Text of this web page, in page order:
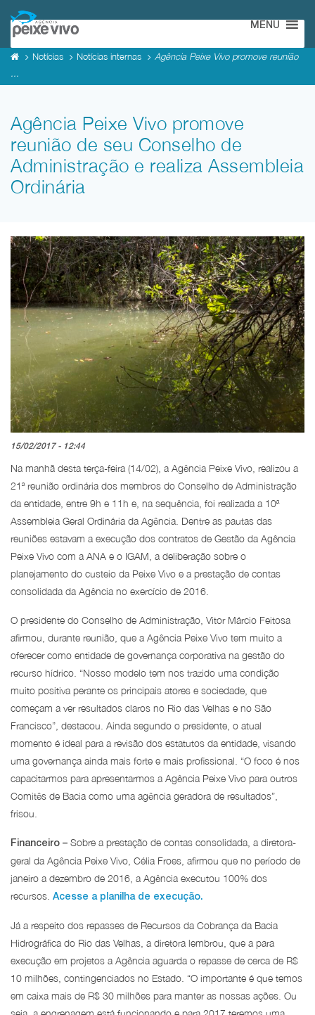
MENU
Notícias Notícias internas
Agência Peixe Vivo promove reunião
...
Agência Peixe Vivo promove
reunião de seu Conselho de
Administração e realiza Assembleia
Ordinária
15/02/2017 - 12:44
Na manhã desta terça-feira (14/02), a Agência Peixe Vivo, realizou a
21ª reunião ordinária dos membros do Conselho de Administração
da entidade, entre 9h e 11h e, na sequência, foi realizada a 10ª
Assembleia Geral Ordinária da Agência. Dentre as pautas das
reuniões estavam a execução dos contratos de Gestão da Agência
Peixe Vivo com a ANA e o IGAM, a deliberação sobre o
planejamento do custeio da Peixe Vivo e a prestação de contas
consolidada da Agência no exercício de 2016.
O presidente do Conselho de Administração, Vitor Márcio Feitosa
afirmou, durante reunião, que a Agência Peixe Vivo tem muito a
oferecer como entidade de governança corporativa na gestão do
recurso hídrico. “Nosso modelo tem nos trazido uma condição
muito positiva perante os principais atores e sociedade, que
começam a ver resultados claros no Rio das Velhas e no São
Francisco”, destacou. Ainda segundo o presidente, o atual
momento é ideal para a revisão dos estatutos da entidade, visando
uma governança ainda mais forte e mais profissional. “O foco é nos
capacitarmos para apresentarmos a Agência Peixe Vivo para outros
Comitês de Bacia como uma agência geradora de resultados”,
frisou.
Financeiro – Sobre a prestação de contas consolidada, a diretora-
geral da Agência Peixe Vivo, Célia Froes, afirmou que no período de
janeiro a dezembro de 2016, a Agência executou 100% dos
recursos. Acesse a planilha de execução.
Já a respeito dos repasses de Recursos da Cobrança da Bacia
Hidrográfica do Rio das Velhas, a diretora lembrou, que a para
execução em projetos a Agência aguarda o repasse de cerca de R$
10 milhões, contingenciados no Estado. “O importante é que temos
em caixa mais de R$ 30 milhões para manter as nossas ações. Ou